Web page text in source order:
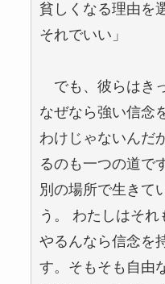
貧しくなる理由を
それでいい」
でも、彼らはき
なぜなら強い信念
わけじゃないんだ
るのも一つの道で
別の場所で生きて
う。 わたしはそれ
やるんなら信念を
す。そもそも自由